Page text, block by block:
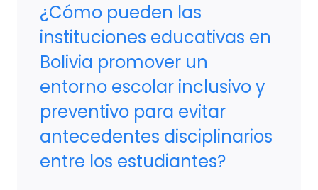
¿Cómo pueden las
instituciones educativas en
Bolivia promover un
entorno escolar inclusivo y
preventivo para evitar
antecedentes disciplinarios
entre los estudiantes?